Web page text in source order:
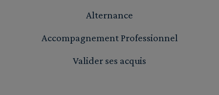
Alternance
Accompagnement Professionnel
Valider ses acquis